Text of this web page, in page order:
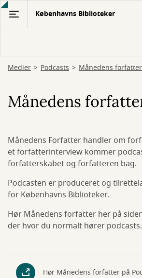
Gå
hovedindhold
Københavns Biblioteker
Medier Podcasts Månedens forfatter
Månedens
Månedens Forfatter handler om
et forfatterinterview kommer
forfatterskabet og forfatteren bag.
Podcasten er produceret og
for Københavns Biblioteker.
Hør Månedens forfatter her på
der hvor du normalt hører podcasts.
Hør Månedens forfatter på